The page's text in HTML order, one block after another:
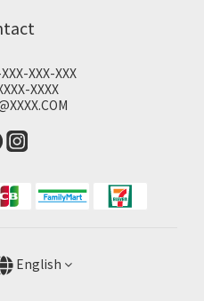
XXX-XXX
XXXX
English